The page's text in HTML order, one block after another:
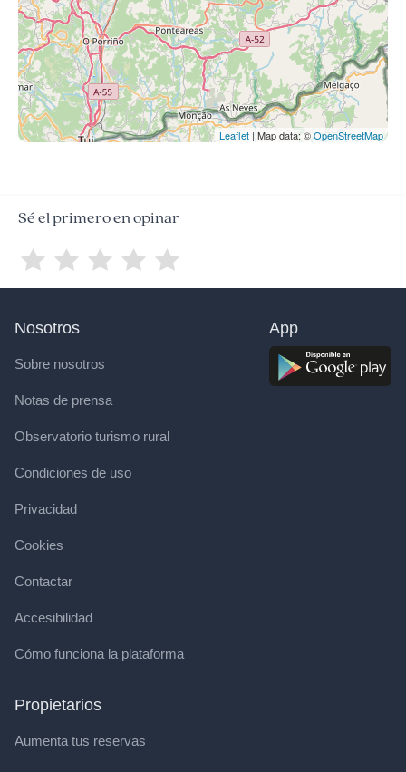
Leaflet | Map data: ©OpenStreetMap
Sé el primero en opinar
Nosotros
Sobre nosotros
Notas de prensa
Observatorio turismo rural
Condiciones de uso
Privacidad
Cookies
Contactar
Accesibilidad
Cómo funciona la plataforma
Propietarios
Aumenta tus reservas
App